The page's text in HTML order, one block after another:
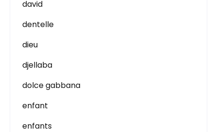
david
dentelle
dieu
djellaba
dolce gabbana
enfant
enfants